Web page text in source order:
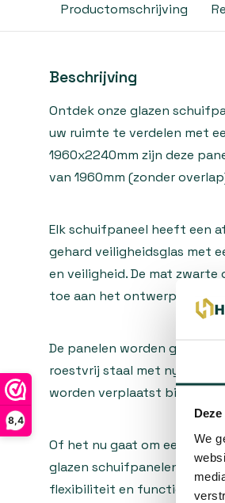
We
8,4
Productomschrijving
Beschrijving
Ontdek onze glazen
uw ruimte te verdelen met
1960x2240mm zijn deze
van 1960mm (zonder
Elk schuifpaneel heeft een
gehard veiligheidsglas met
en veiligheid. De mat
toe aan het ontwerp.
De panelen worden
roestvrij staal met nylon
worden verplaatst bij het
Of het nu gaat om een
glazen schuifpanelen
flexibiliteit en functionaliteit